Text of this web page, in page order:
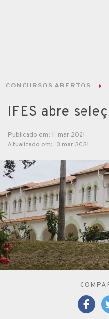
CONCURSOS ABERTOS
IFES abre
Publicado em: 11 mar 2021
Atualizado em: 13 mar 2021